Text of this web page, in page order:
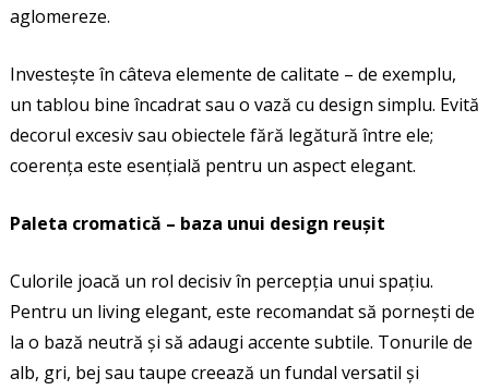
aglomereze.
Investește în câteva elemente de calitate – de exemplu,
un tablou bine încadrat sau o vază cu design simplu. Evită
decorul excesiv sau obiectele fără legătură între ele;
coerența este esențială pentru un aspect elegant.
Paleta cromatică – baza unui design reușit
Culorile joacă un rol decisiv în percepția unui spațiu.
Pentru un living elegant, este recomandat să pornești de
la o bază neutră și să adaugi accente subtile. Tonurile de
alb, gri, bej sau taupe creează un fundal versatil și